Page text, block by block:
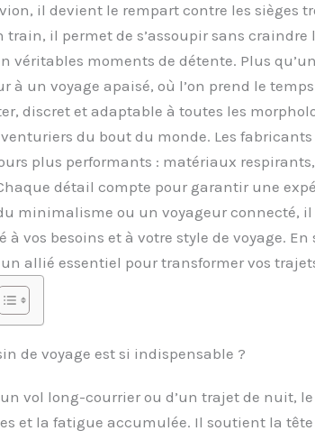
il devient le rempart contre les sièges
il permet de s’assoupir sans craindre
véritables moments de détente. Plus
à un voyage apaisé, où l’on prend le
discret et adaptable à toutes les
du bout du monde. Les
plus performants : matériaux
détail compte pour garantir une
minimalisme ou un voyageur connecté,
à vos besoins et à votre style de voyage.
un allié essentiel pour transformer vos
de voyage est si indispensable ?
vol long-courrier ou d’un trajet de nuit,
et la fatigue accumulée. Il soutient la